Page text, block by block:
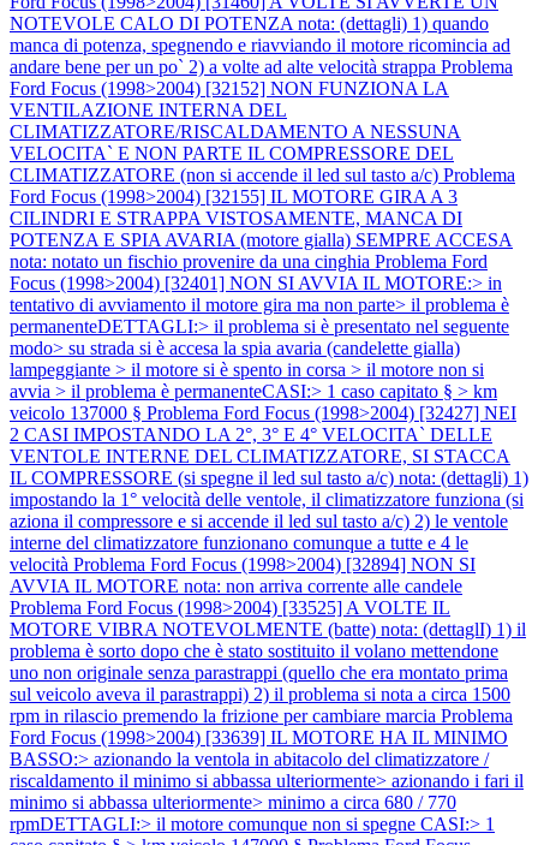
NOTEVOLE CALO DI POTENZA nota: (dettagli) 1) quando
manca di potenza, spegnendo e riavviando il motore ricomincia ad
andare bene per un po` 2) a volte ad alte velocità strappa Problema
Ford Focus (1998>2004) [32152] NON FUNZIONA LA
VENTILAZIONE INTERNA DEL
CLIMATIZZATORE/RISCALDAMENTO A NESSUNA
VELOCITA` E NON PARTE IL COMPRESSORE DEL
CLIMATIZZATORE (non si accende il led sul tasto a/c) Problema
Ford Focus (1998>2004) [32155] IL MOTORE GIRA A 3
CILINDRI E STRAPPA VISTOSAMENTE, MANCA DI
POTENZA E SPIA AVARIA (motore gialla) SEMPRE ACCESA
nota: notato un fischio provenire da una cinghia Problema Ford
Focus (1998>2004) [32401] NON SI AVVIA IL MOTORE:> in
tentativo di avviamento il motore gira ma non parte> il problema è
permanenteDETTAGLI:> il problema si è presentato nel seguente
modo> su strada si è accesa la spia avaria (candelette gialla)
lampeggiante > il motore si è spento in corsa > il motore non si
avvia > il problema è permanenteCASI:> 1 caso capitato § > km
veicolo 137000 § Problema Ford Focus (1998>2004) [32427] NEI
2 CASI IMPOSTANDO LA 2°, 3° E 4° VELOCITA` DELLE
VENTOLE INTERNE DEL CLIMATIZZATORE, SI STACCA
IL COMPRESSORE (si spegne il led sul tasto a/c) nota: (dettagli) 1)
impostando la 1° velocità delle ventole, il climatizzatore funziona (si
aziona il compressore e si accende il led sul tasto a/c) 2) le ventole
interne del climatizzatore funzionano comunque a tutte e 4 le
velocità Problema Ford Focus (1998>2004) [32894] NON SI
AVVIA IL MOTORE nota: non arriva corrente alle candele
Problema Ford Focus (1998>2004) [33525] A VOLTE IL
MOTORE VIBRA NOTEVOLMENTE (batte) nota: (dettaglI) 1) il
problema è sorto dopo che è stato sostituito il volano mettendone
uno non originale senza parastrappi (quello che era montato prima
sul veicolo aveva il parastrappi) 2) il problema si nota a circa 1500
rpm in rilascio premendo la frizione per cambiare marcia Problema
Ford Focus (1998>2004) [33639] IL MOTORE HA IL MINIMO
BASSO:> azionando la ventola in abitacolo del climatizzatore /
riscaldamento il minimo si abbassa ulteriormente> azionando i fari il
minimo si abbassa ulteriormente> minimo a circa 680 / 770
rpmDETTAGLI:> il motore comunque non si spegne CASI:> 1